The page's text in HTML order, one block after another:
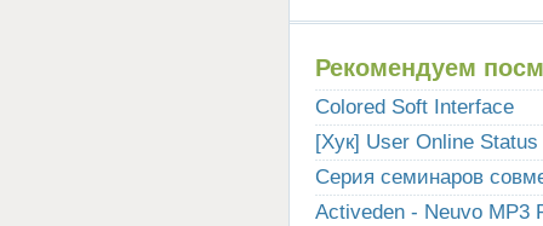
Рекомендуем
Colored Soft Interface
[Хук] User Online
Серия семинаров
Activeden - Neuvo MP3